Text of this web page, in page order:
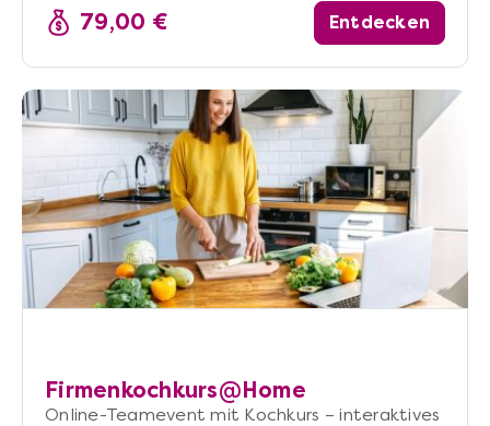
79,00 € Entdecken
Firmenkochkurs@Home
Online-Teamevent mit Kochkurs – interaktives